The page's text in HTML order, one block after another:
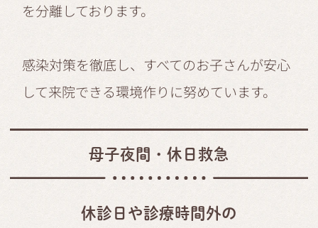
を分離しております。
感染対策を徹底し、すべてのお子さんが安心
して来院できる環境作りに努めています。
母子夜間・休日救急
休診日や診療時間外の